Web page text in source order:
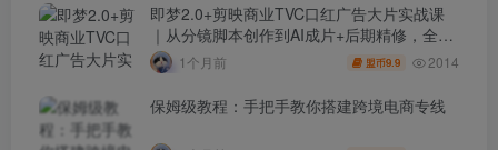
即梦2.0+剪映商业TVC口红广告大片实战课
｜从分镜脚本创作到AI成片+后期精修，全流
程打造品牌级产品广告
1个月前 盟币9.9 2014
保姆级教程：手把手教你搭建跨境电商专线